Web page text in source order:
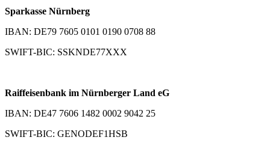
Sparkasse Nürnberg
IBAN: DE79 7605 0101 0190 0708 88
SWIFT-BIC: SSKNDE77XXX
Raiffeisenbank im Nürnberger Land eG
IBAN: DE47 7606 1482 0002 9042 25
SWIFT-BIC: GENODEF1HSB